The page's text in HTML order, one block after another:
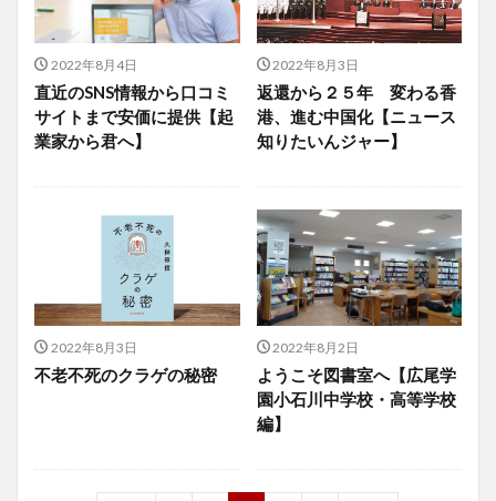
2022年8月4日
直近のSNS情報から口コミ
サイトまで安価に提供【起
業家から君へ】
2022年8月3日
返還から２５年 変わる香
港、進む中国化【ニュース
知りたいんジャー】
2022年8月3日
不老不死のクラゲの秘密
2022年8月2日
ようこそ図書室へ【広尾学
園小石川中学校・高等学校
編】